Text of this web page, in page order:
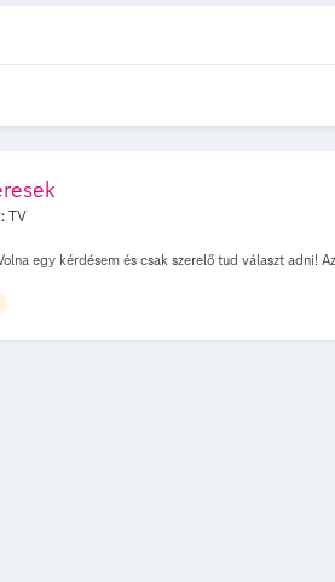
TV
egy kérdésem és csak szerelő tud választ